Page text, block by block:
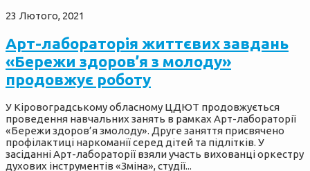
23 Лютого, 2021
Арт-лабораторія життєвих завдань
«Бережи здоров’я з молоду»
продовжує роботу
У Кіровоградському обласному ЦДЮТ продовжується
проведення навчальних занять в рамках Арт-лабораторії
«Бережи здоров’я змолоду». Друге заняття присвячено
профілактиці наркоманії серед дітей та підлітків. У
засіданні Арт-лабораторії взяли участь вихованці оркестру
духових інструментів «Зміна», студії...